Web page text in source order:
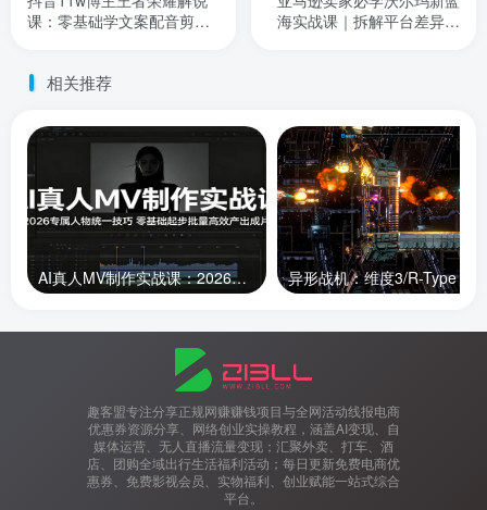
课：零基础学文案配音剪
海实战课｜拆解平台差异，
相关推荐
AI真人MV制作实战课：2026专属人物统一技巧，零基础起步批量高效产出成片
趣客盟专注分享正规网赚赚钱项目与全网活动线报电商
优惠券资源分享、网络创业实操教程，涵盖AI变现、自
媒体运营、无人直播流量变现；汇聚外卖、打车、酒
店、团购全域出行生活福利活动；每日更新免费电商优
惠券、免费影视会员、实物福利、创业赋能一站式综合
平台。